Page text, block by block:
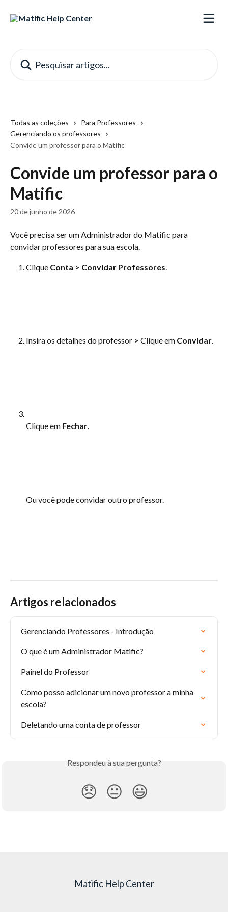
Todas as coleções
Para Professores
Gerenciando os professores
Convide um professor para o Matific
Convide um professor para o
Matific
20 de junho de 2026
Você precisa ser um Administrador do Matific para
convidar professores para sua escola.
Clique Conta > Convidar Professores.
Insira os detalhes do professor > Clique em Convidar.
Clique em Fechar.
Ou você pode convidar outro professor.
Artigos relacionados
Gerenciando Professores - Introdução
O que é um Administrador Matific?
Painel do Professor
Como posso adicionar um novo professor a minha
escola?
Deletando uma conta de professor
Respondeu à sua pergunta?
😞 😐 😃
Matific Help Center